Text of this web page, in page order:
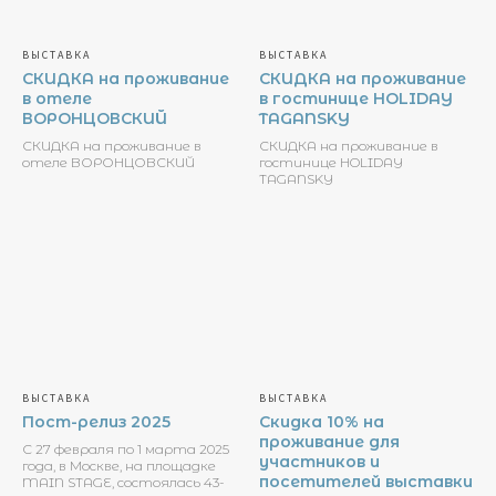
ВЫСТАВКА
СКИДКА на проживание
в отелe
ВОРОНЦОВСКИЙ
СКИДКА на проживание в
отелe ВОРОНЦОВСКИЙ
ВЫСТАВКА
СКИДКА на проживание
в гостинице HOLIDAY
TAGANSKY
СКИДКА на проживание в
гостинице HOLIDAY
TAGANSKY
ВЫСТАВКА
Пост-релиз 2025
С 27 февраля по 1 марта 2025
года, в Москве, на площадке
MAIN STAGE, состоялась 43-
ВЫСТАВКА
Скидка 10% на
проживание для
участников и
посетителей выставки